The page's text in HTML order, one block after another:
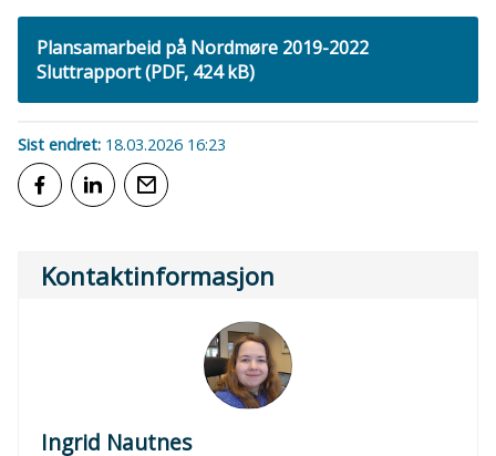
Plansamarbeid på Nordmøre 2019-2022
Sluttrapport(PDF, 424 kB)
Sist endret 18.03.2026 16:23
Kontaktinformasjon
Ingrid Nautnes